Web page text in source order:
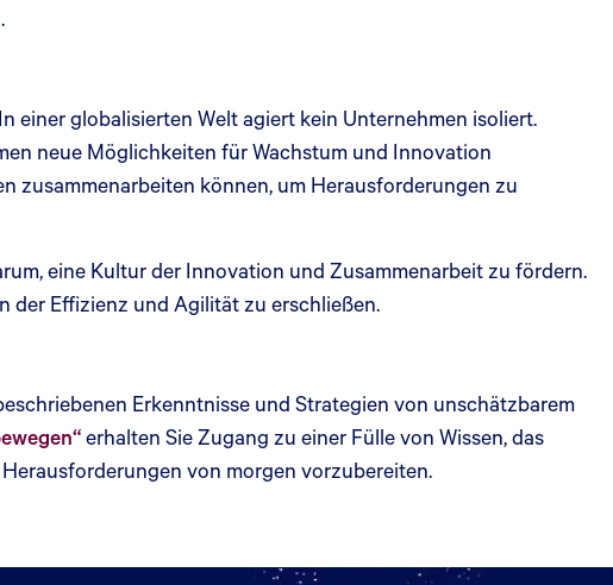
einer globalisierten Welt agiert kein Unternehmen isoliert.
neue Möglichkeiten für Wachstum und Innovation
zusammenarbeiten können, um Herausforderungen zu
eine Kultur der Innovation und Zusammenarbeit zu fördern.
der Effizienz und Agilität zu erschließen.
Erkenntnisse und Strategien von unschätzbarem
erhalten Sie Zugang zu einer Fülle von Wissen, das
von morgen vorzubereiten.